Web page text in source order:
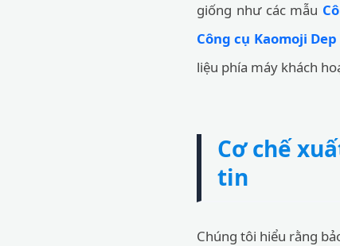
giống như các mẫu
Công cụ Kaomoji
liệu phía máy khách
Cơ chế
tin
Chúng tôi hiểu rằng